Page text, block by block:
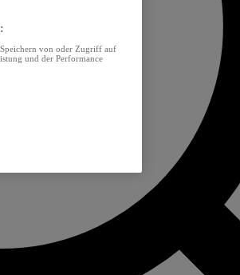
von oder Zugriff auf
und der Performance